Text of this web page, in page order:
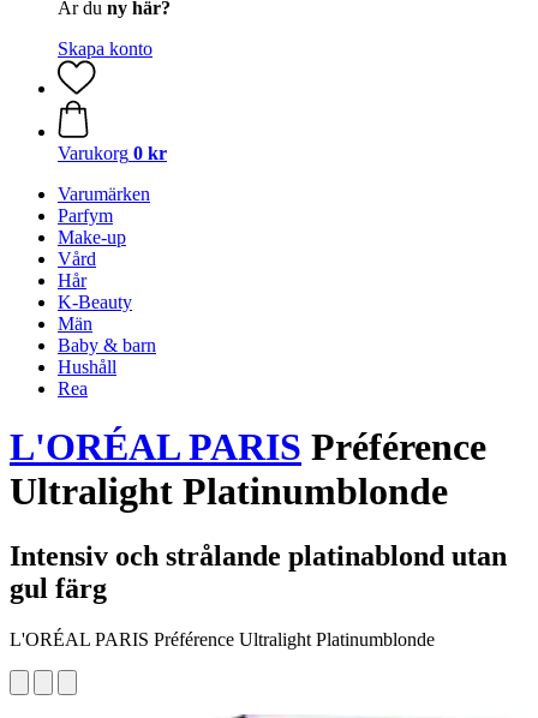
Är du ny här?
Skapa konto
Varukorg 0 kr
Varumärken
Parfym
Make-up
Vård
Hår
K-Beauty
Män
Baby & barn
Hushåll
Rea
L'ORÉAL PARIS Préférence
Ultralight Platinumblonde
Intensiv och strålande platinablond utan
gul färg
L'ORÉAL PARIS Préférence Ultralight Platinumblonde